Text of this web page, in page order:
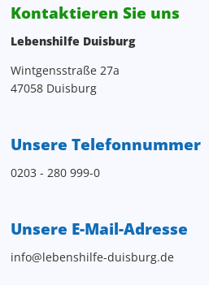
Kontaktieren Sie uns
Lebenshilfe Duisburg
Wintgensstraße 27a
47058 Duisburg
Unsere Telefonnummer
0203 - 280 999-0
Unsere E-Mail-Adresse
info@lebenshilfe-duisburg.de